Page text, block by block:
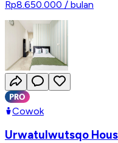
Rp8.650.000 / bulan
Cowok
Urwatulwutsqo